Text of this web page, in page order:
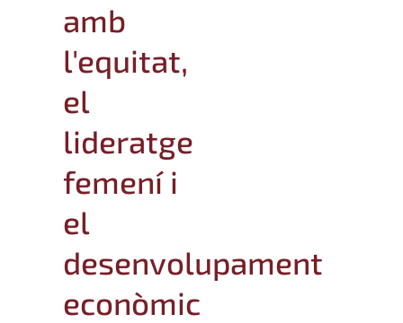
amb
l'equitat,
el
lideratge
femení i
el
desenvolupament
econòmic